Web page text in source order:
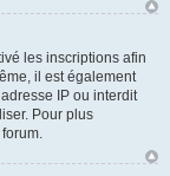
les inscriptions afin
il est également
IP ou interdit
Pour plus